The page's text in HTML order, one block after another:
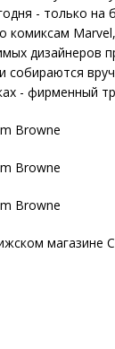
- только на
комиксам
дизайнеров
собираются
- фирменный
магазине